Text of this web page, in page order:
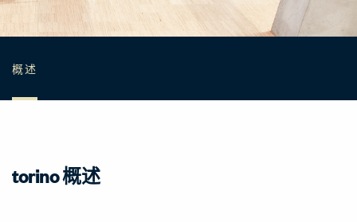
概述
torino 概述